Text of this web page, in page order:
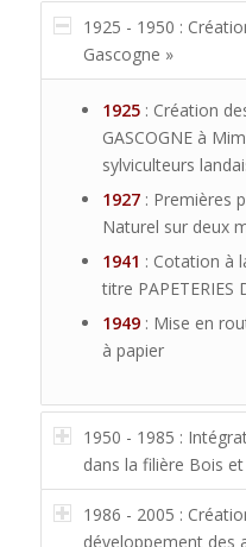
1925 - 1950 :
Gascogne »
1925 : Création
GASCOGNE à
sylviculteurs
1927 : Premières
Naturel sur deux
1941 : Cotation à
titre PAPETERIES
1949 : Mise en
à papier
1950 - 1985 :
dans la filière Bois
1986 - 2005 :
développement des